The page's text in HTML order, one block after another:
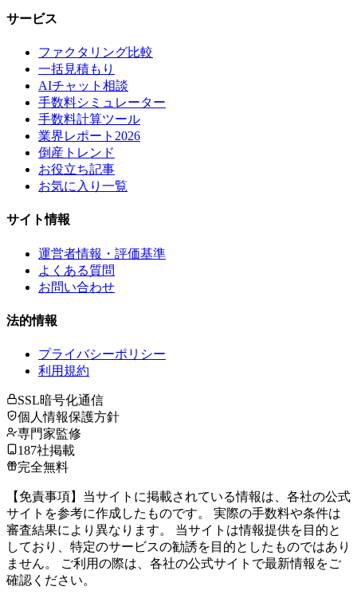
サービス
ファクタリング比較
一括見積もり
AIチャット相談
手数料シミュレーター
手数料計算ツール
業界レポート2026
倒産トレンド
お役立ち記事
お気に入り一覧
サイト情報
運営者情報・評価基準
よくある質問
お問い合わせ
法的情報
プライバシーポリシー
利用規約
SSL暗号化通信
個人情報保護方針
専門家監修
187社掲載
完全無料
【免責事項】当サイトに掲載されている情報は、各社の公式
サイトを参考に作成したものです。 実際の手数料や条件は
審査結果により異なります。 当サイトは情報提供を目的と
しており、特定のサービスの勧誘を目的としたものではあり
ません。 ご利用の際は、各社の公式サイトで最新情報をご
確認ください。